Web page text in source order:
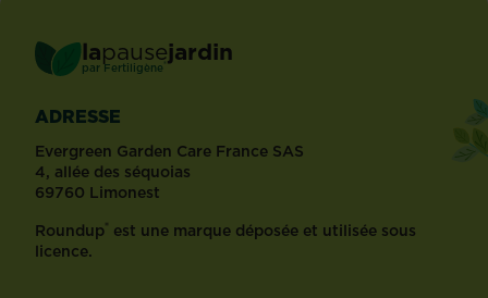
lapausejardin
par Fertiligène ®
ADRESSE
Evergreen Garden Care France SAS
4, allée des séquoias
69760 Limonest
Roundup® est une marque déposée et utilisée sous
licence.